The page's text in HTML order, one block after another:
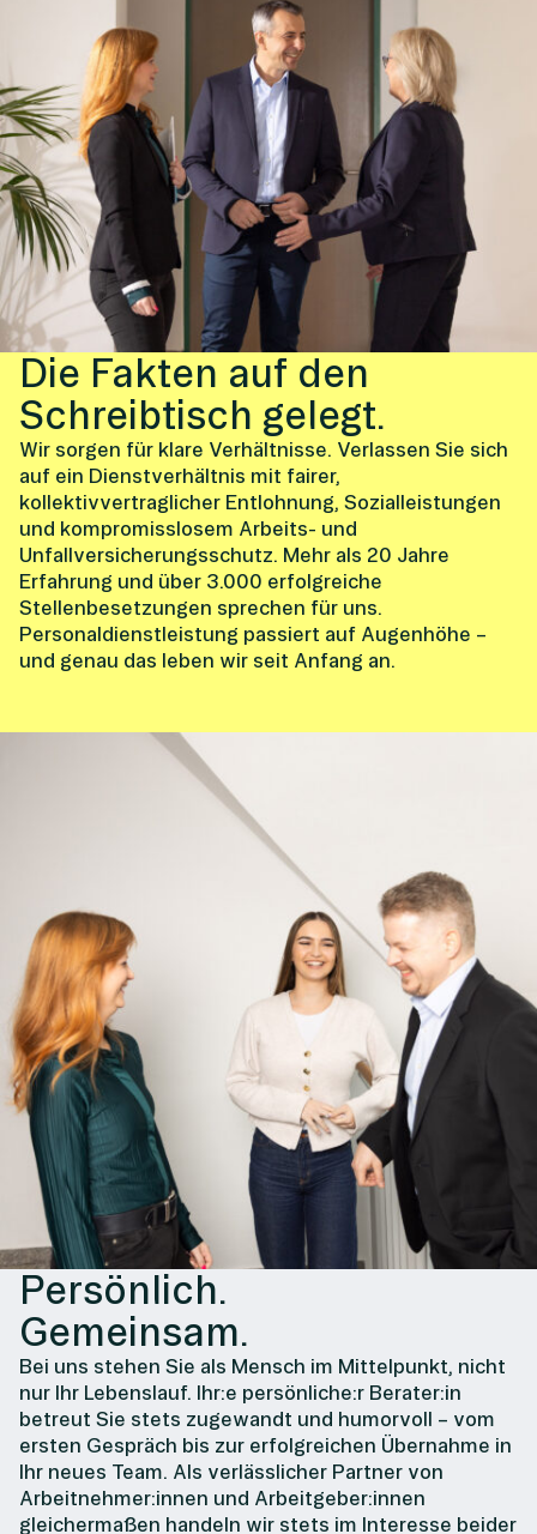
Die Fakten auf den
Schreibtisch gelegt.
Wir sorgen für klare Verhältnisse. Verlassen Sie sich
auf ein Dienstverhältnis mit fairer,
kollektivvertraglicher Entlohnung, Sozialleistungen
und kompromisslosem Arbeits- und
Unfallversicherungsschutz. Mehr als 20 Jahre
Erfahrung und über 3.000 erfolgreiche
Stellenbesetzungen sprechen für uns.
Personaldienstleistung passiert auf Augenhöhe –
und genau das leben wir seit Anfang an.
Persönlich.
Gemeinsam.
Bei uns stehen Sie als Mensch im Mittelpunkt, nicht
nur Ihr Lebenslauf. Ihr:e persönliche:r Berater:in
betreut Sie stets zugewandt und humorvoll – vom
ersten Gespräch bis zur erfolgreichen Übernahme in
Ihr neues Team. Als verlässlicher Partner von
Arbeitnehmer:innen und Arbeitgeber:innen
gleichermaßen handeln wir stets im Interesse beider